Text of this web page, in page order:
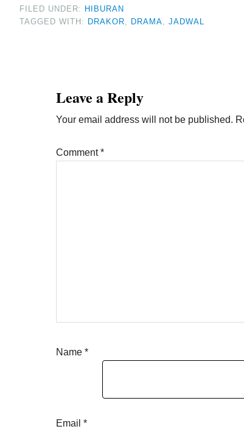
FILED UNDER: HIBURAN
TAGGED WITH: DRAKOR, DRAMA, JADWAL
Leave a Reply
Your email address will not be published.
Comment*
Name *
Email *